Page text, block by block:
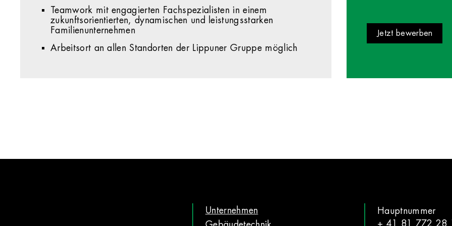
Teamwork mit engagierten Fachspezialisten in einem
zukunftsorientierten, dynamischen und leistungsstarken
Familienunternehmen
Arbeitsort an allen Standorten der Lippuner Gruppe möglich
Jetzt bewerben
Unternehmen
Hauptnummer
+ 41 81 772 28